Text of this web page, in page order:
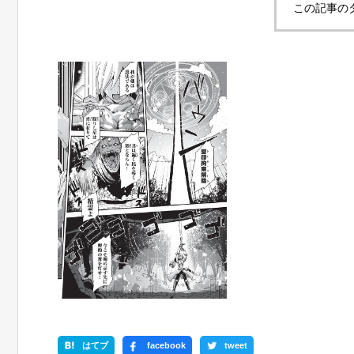
この記事の
はてブ facebook tweet